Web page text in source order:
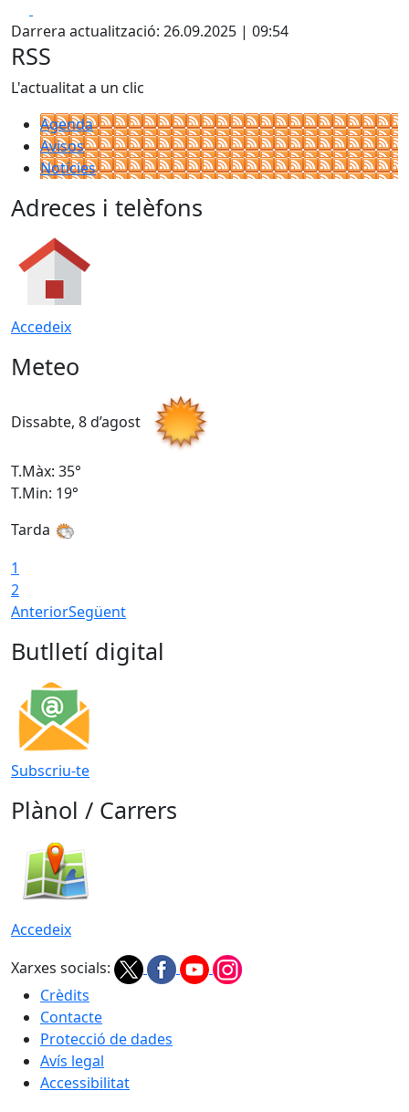
+
−
Darrera actualització: 26.09.2025 | 09:54
RSS
L'actualitat a un clic
Agenda
Avisos
Notícies
Adreces i telèfons
Accedeix
Meteo
Dissabte, 8 d’agost
T.Màx: 35°
T.Min: 19°
Tarda
1
2
AnteriorSegüent
Butlletí digital
Subscriu-te
Plànol / Carrers
Accedeix
Xarxes socials:
Crèdits
Contacte
Protecció de dades
Avís legal
Accessibilitat